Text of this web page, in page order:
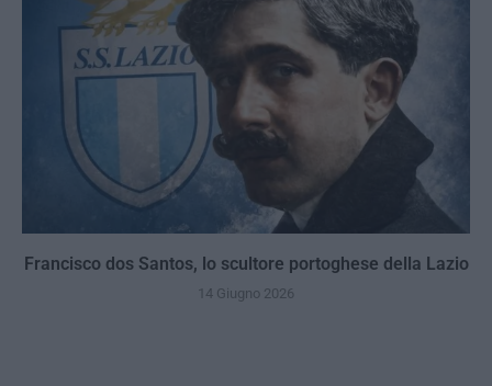
Francisco dos Santos, lo scultore portoghese della Lazio
14 Giugno 2026